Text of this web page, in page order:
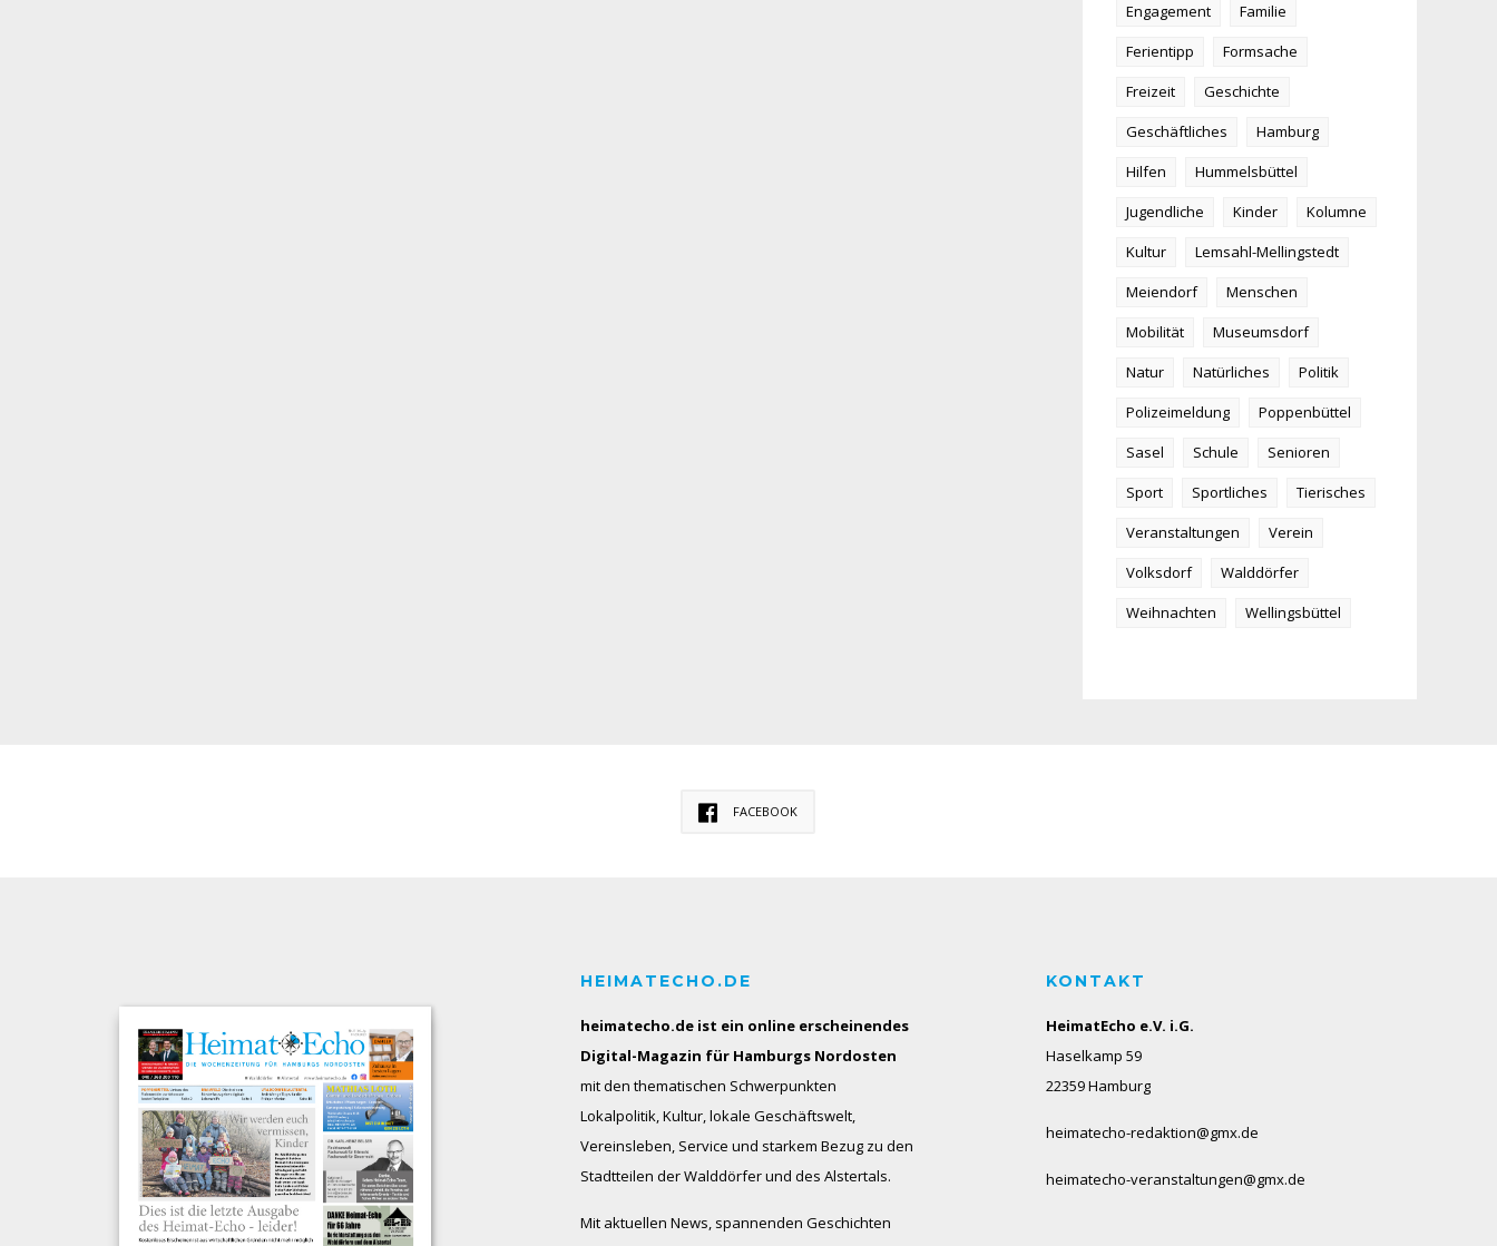
Engagement
Familie
Ferientipp
Formsache
Freizeit
Geschichte
Geschäftliches
Hamburg
Hilfen
Hummelsbüttel
Jugendliche
Kinder
Kolumne
Kultur
Lemsahl-Mellingstedt
Meiendorf
Menschen
Mobilität
Museumsdorf
Natur
Natürliches
Politik
Polizeimeldung
Poppenbüttel
Sasel
Schule
Senioren
Sport
Sportliches
Tierisches
Veranstaltungen
Verein
Volksdorf
Walddörfer
Weihnachten
Wellingsbüttel
FACEBOOK
HEIMATECHO.DE
heimatecho.de ist ein online erscheinendes
Digital-Magazin für Hamburgs Nordosten
mit den thematischen Schwerpunkten
Lokalpolitik, Kultur, lokale Geschäftswelt,
Vereinsleben, Service und starkem Bezug zu den
Stadtteilen der Walddörfer und des Alstertals.
Mit aktuellen News, spannenden Geschichten
KONTAKT
HeimatEcho e.V. i.G.
Haselkamp 59
22359 Hamburg
heimatecho-redaktion@gmx.de
heimatecho-veranstaltungen@gmx.de